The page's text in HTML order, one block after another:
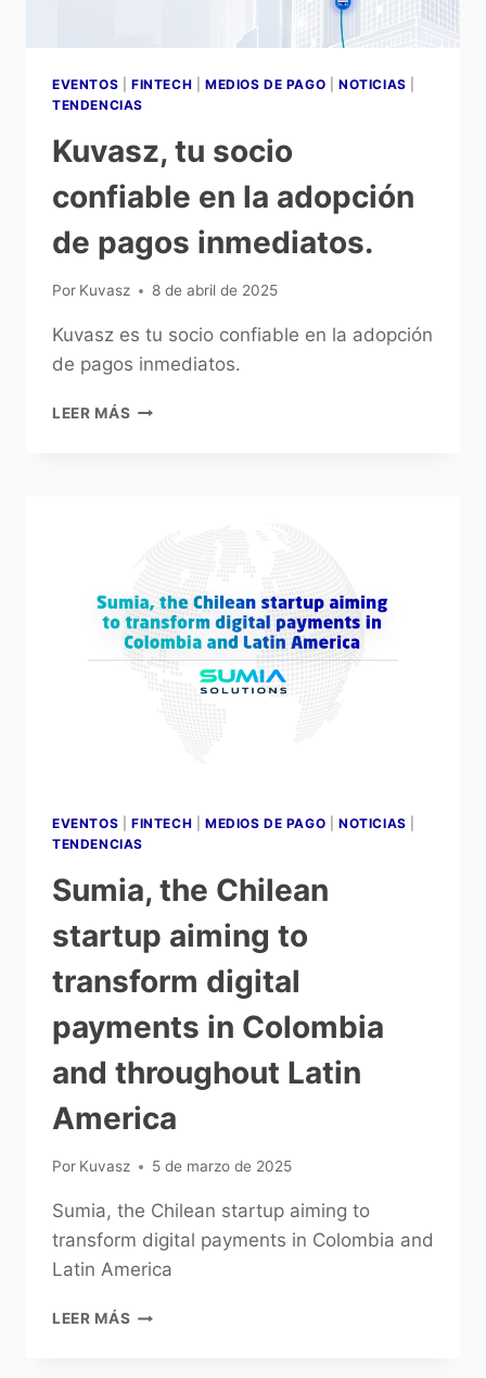
EVENTOS FINTECH MEDIOS DE PAGO |NOTICIAS
TENDENCIAS
Kuvasz, tu socio
confiable en la adopción
de pagos inmediatos.
Por Kuvasz 8 de abril de 2025
Kuvasz es tu socio confiable en la adopción
de pagos inmediatos.
LEER MÁS
EVENTOS FINTECH MEDIOS DE PAGO |NOTICIAS
TENDENCIAS
Sumia, the Chilean
startup aiming to
transform digital
payments in Colombia
and throughout Latin
America
Por Kuvasz 5 de marzo de 2025
Sumia, the Chilean startup aiming to
transform digital payments in Colombia and
Latin America
LEER MÁS